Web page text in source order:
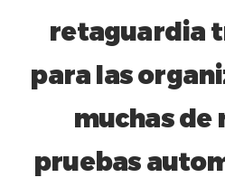
retaguardia
para las
muchas de
pruebas